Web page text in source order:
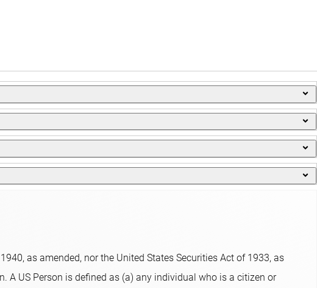
reflejado en el precio de sus acciones.
de la región de Asia-Pacífico. La selección de estos títulos se basa
para la rentabilidad, que se implementa a través de ajustes
de Robeco. El fondo aplica indicadores de sostenibilidad, como
siempre las directrices predefinidas.
as amended, nor the United States Securities Act of 1933, as
A US Person is defined as (a) any individual who is a citizen or